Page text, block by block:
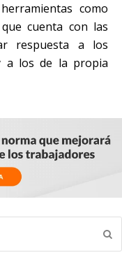
como
que cuenta con las
respuesta a los
a los de la propia